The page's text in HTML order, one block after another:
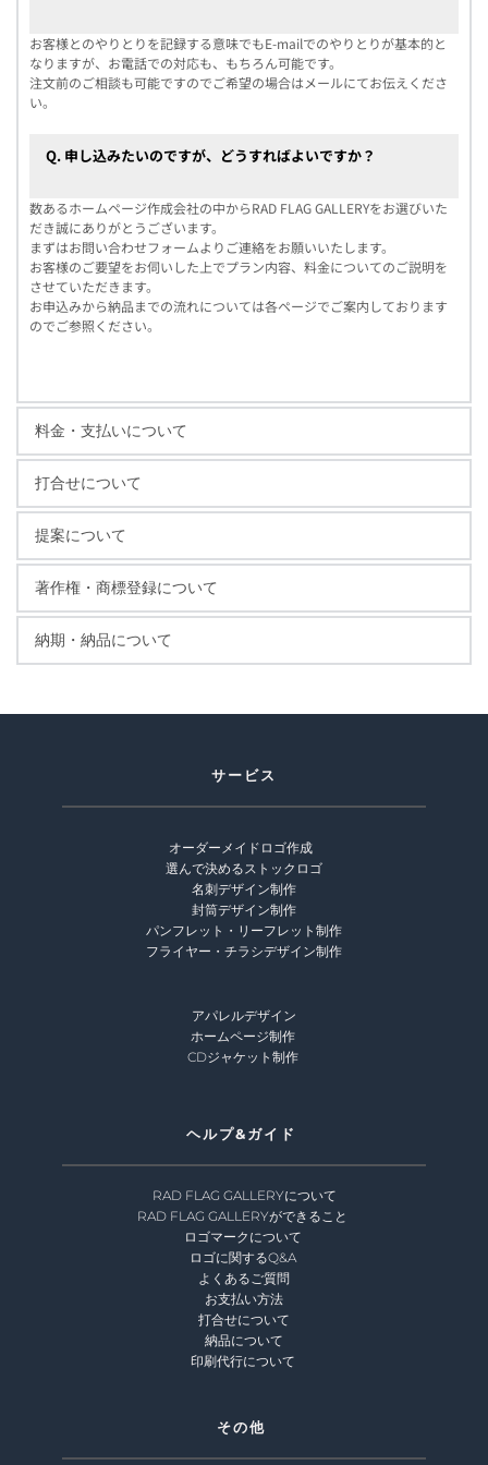
お客様とのやりとりを記録する意味でもE-mailでのやりとりが基本的と
なりますが、お電話での対応も、もちろん可能です。
注文前のご相談も可能ですのでご希望の場合はメールにてお伝えくださ
い。
Q. 申し込みたいのですが、どうすればよいですか？
数あるホームページ作成会社の中からRAD FLAG GALLERYをお選びいた
だき誠にありがとうございます。
まずはお問い合わせフォームよりご連絡をお願いいたします。
お客様のご要望をお伺いした上でプラン内容、料金についてのご説明を
させていただきます。
お申込みから納品までの流れについては各ページでご案内しております
のでご参照ください。
料金・支払いについて
打合せについて
提案について
著作権・商標登録について
納期・納品について
サービス
オーダーメイドロゴ作成
選んで決めるストックロゴ
名刺デザイン制作
封筒デザイン制作
パンフレット・リーフレット制作
フライヤー・チラシデザイン制作
アパレルデザイン
ホームページ制作
CDジャケット制作
ヘルプ&ガイド
RAD FLAG GALLERYについて
RAD FLAG GALLERYができること
ロゴマークについて
ロゴに関するQ&A
よくあるご質問
お支払い方法
打合せについて
納品について
印刷代行について
その他